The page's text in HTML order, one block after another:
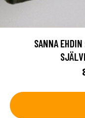
SANNA